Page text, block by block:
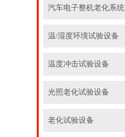
汽车电子整机老化系统
温/湿度环境试验设备
温度冲击试验设备
光照老化试验设备
老化试验设备